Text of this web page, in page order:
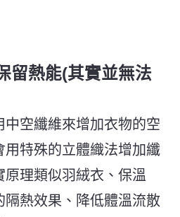
留熱能(其實並無法
中空纖維來增加衣物的空
用特殊的立體織法增加纖
理類似羽絨衣、保溫
隔熱效果、降低體溫流散